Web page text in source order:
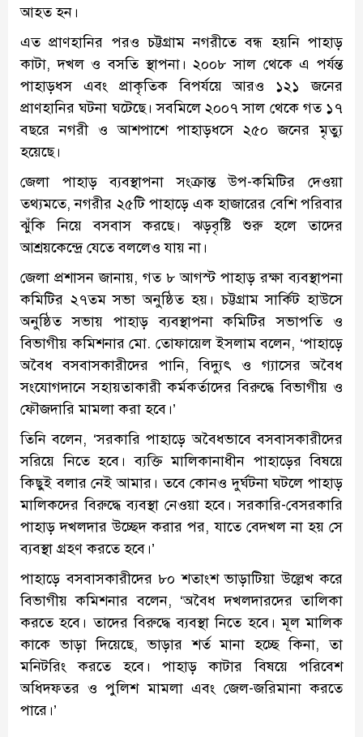
আহত হন।
এত প্রাণহানির পরও চট্টগ্রাম নগরীতে বন্ধ হয়নি পাহাড়
কাটা, দখল ও বসতি স্থাপনা। ২০০৮ সাল থেকে এ পর্যন্ত
পাহাড়ধস এবং প্রাকৃতিক বিপর্যয়ে আরও ১২১ জনের
প্রাণহানির ঘটনা ঘটেছে। সবমিলে ২০০৭ সাল থেকে গত ১৭
বছরে নগরী ও আশপাশে পাহাড়ধসে ২৫০ জনের মৃত্যু
হয়েছে।
জেলা পাহাড় ব্যবস্থাপনা সংক্রান্ত উপ-কমিটির দেওয়া
তথ্যমতে, নগরীর ২৫টি পাহাড়ে এক হাজারের বেশি পরিবার
ঝুঁকি নিয়ে বসবাস করছে। ঝড়বৃষ্টি শুরু হলে তাদের
আশ্রয়কেন্দ্রে যেতে বললেও যায় না।
জেলা প্রশাসন জানায়, গত ৮ আগস্ট পাহাড় রক্ষা ব্যবস্থাপনা
কমিটির ২৭তম সভা অনুষ্ঠিত হয়। চট্টগ্রাম সার্কিট হাউসে
অনুষ্ঠিত সভায় পাহাড় ব্যবস্থাপনা কমিটির সভাপতি ও
বিভাগীয় কমিশনার মো. তোফায়েল ইসলাম বলেন, ‘পাহাড়ে
অবৈধ বসবাসকারীদের পানি, বিদ্যুৎ ও গ্যাসের অবৈধ
সংযোগদানে সহায়তাকারী কর্মকর্তাদের বিরুদ্ধে বিভাগীয় ও
ফৌজদারি মামলা করা হবে।’
তিনি বলেন, ‘সরকারি পাহাড়ে অবৈধভাবে বসবাসকারীদের
সরিয়ে নিতে হবে। ব্যক্তি মালিকানাধীন পাহাড়ের বিষয়ে
কিছুই বলার নেই আমার। তবে কোনও দুর্ঘটনা ঘটলে পাহাড়
মালিকদের বিরুদ্ধে ব্যবস্থা নেওয়া হবে। সরকারি-বেসরকারি
পাহাড় দখলদার উচ্ছেদ করার পর, যাতে বেদখল না হয় সে
ব্যবস্থা গ্রহণ করতে হবে।’
পাহাড়ে বসবাসকারীদের ৮০ শতাংশ ভাড়াটিয়া উল্লেখ করে
বিভাগীয় কমিশনার বলেন, ‘অবৈধ দখলদারদের তালিকা
করতে হবে। তাদের বিরুদ্ধে ব্যবস্থা নিতে হবে। মূল মালিক
কাকে ভাড়া দিয়েছে, ভাড়ার শর্ত মানা হচ্ছে কিনা, তা
মনিটরিং করতে হবে। পাহাড় কাটার বিষয়ে পরিবেশ
অধিদফতর ও পুলিশ মামলা এবং জেল-জরিমানা করতে
পারে।’